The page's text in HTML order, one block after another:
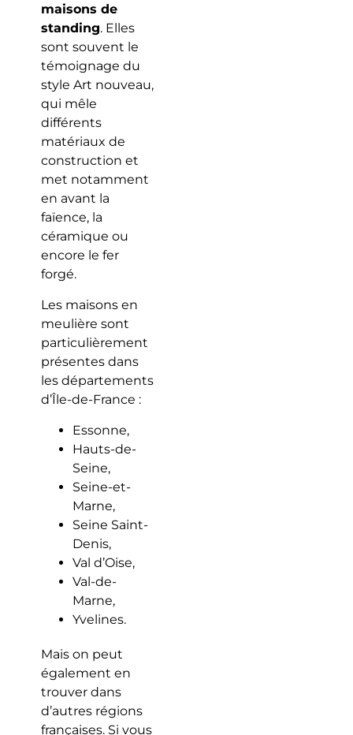
maisons de
standing. Elles
sont souvent le
témoignage du
style Art nouveau,
qui mêle
différents
matériaux de
construction et
met notamment
en avant la
faïence, la
céramique ou
encore le fer
forgé.
Les maisons en
meulière sont
particulièrement
présentes dans
les départements
d’Île-de-France :
Essonne,
Hauts-de-
Seine,
Seine-et-
Marne,
Seine Saint-
Denis,
Val d’Oise,
Val-de-
Marne,
Yvelines.
Mais on peut
également en
trouver dans
d’autres régions
françaises. Si vous